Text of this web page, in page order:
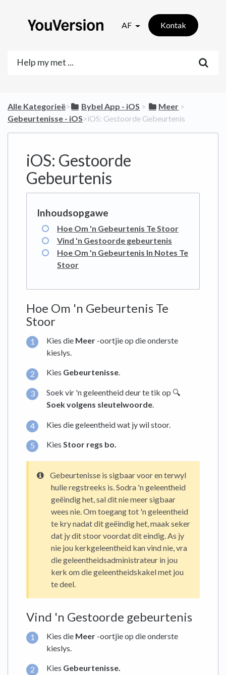
AF Kontak
Alle Kategorieë​>​ ​Bybel App - iOS ​ > ​ ​Meer ​ > ​
Gebeurtenisse - iOS​>​ iOS: Gestoorde Gebeurtenis
iOS: Gestoorde
Gebeurtenis
Hoe Om 'n Gebeurtenis Te Stoor
Vind 'n Gestoorde gebeurtenis
Hoe Om 'n Gebeurtenis In Notes Te
Stoor
Hoe Om 'n Gebeurtenis Te
Stoor
Kies die Meer -oortjie op die onderste
kieslys.
Kies Gebeurtenisse.
Soek vir 'n geleentheid deur te tik op 🔍
Soek volgens sleutelwoorde.
Kies die geleentheid wat jy wil stoor.
Kies Stoor regs bo.
Gebeurtenisse is sigbaar voor en terwyl
hulle regstreeks is. Sodra 'n geleentheid
geëindig het, sal dit nie meer sigbaar
wees nie. Om toegang tot 'n geleentheid
te kry nadat dit geëindig het, maak seker
dat jy dit stoor voordat dit eindig. As jy
nie jou kerkgeleentheid kan vind nie, vra
die geleentheidsadministrateur in jou
kerk om die geleentheidskakel met jou
te deel.
Vind 'n Gestoorde gebeurtenis
Kies die Meer -oortjie op die onderste
kieslys.
Kies Gebeurtenisse.